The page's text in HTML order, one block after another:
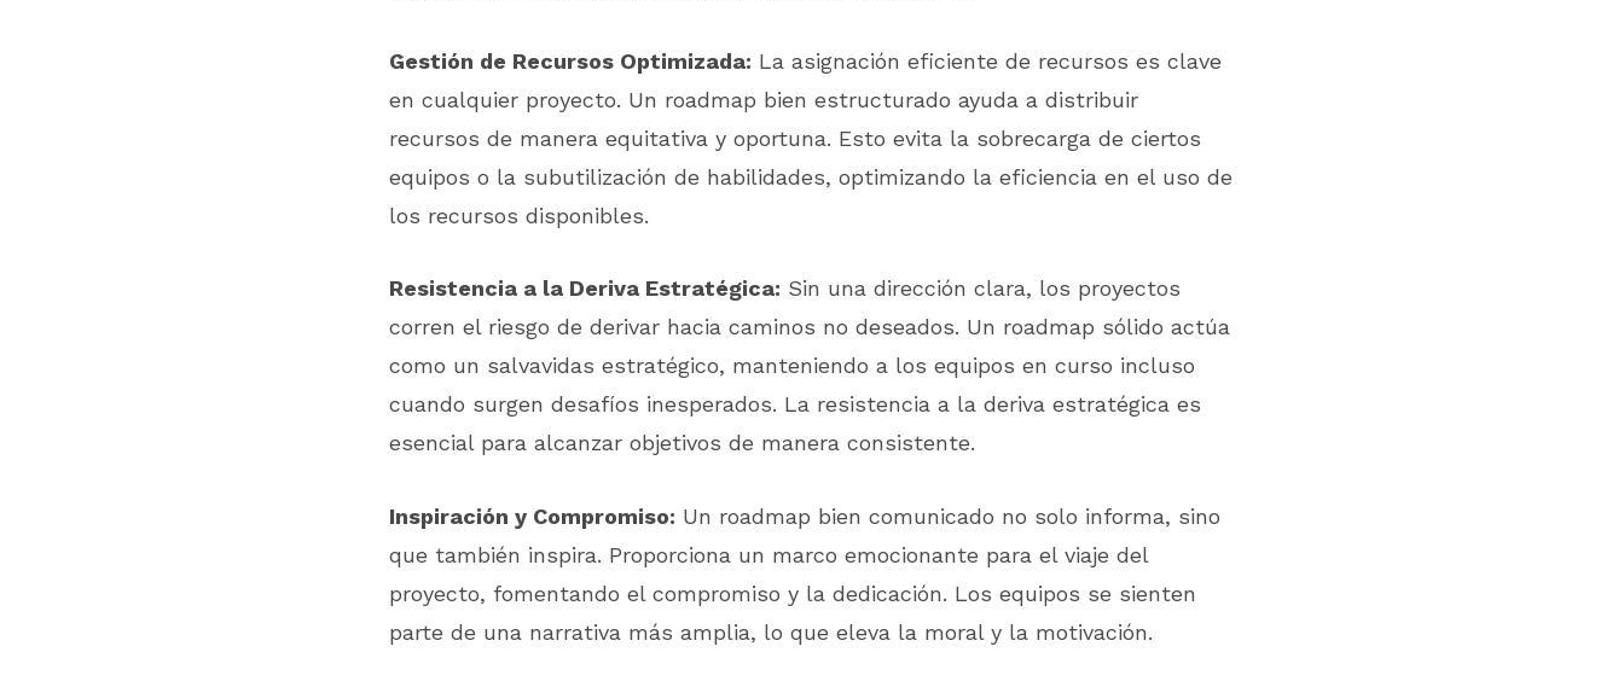
Gestión de Recursos Optimizada: La asignación eficiente de recursos es clave
en cualquier proyecto. Un roadmap bien estructurado ayuda a distribuir
recursos de manera equitativa y oportuna. Esto evita la sobrecarga de ciertos
equipos o la subutilización de habilidades, optimizando la eficiencia en el uso de
los recursos disponibles.
Resistencia a la Deriva Estratégica: Sin una dirección clara, los proyectos
corren el riesgo de derivar hacia caminos no deseados. Un roadmap sólido actúa
como un salvavidas estratégico, manteniendo a los equipos en curso incluso
cuando surgen desafíos inesperados. La resistencia a la deriva estratégica es
esencial para alcanzar objetivos de manera consistente.
Inspiración y Compromiso: Un roadmap bien comunicado no solo informa, sino
que también inspira. Proporciona un marco emocionante para el viaje del
proyecto, fomentando el compromiso y la dedicación. Los equipos se sienten
parte de una narrativa más amplia, lo que eleva la moral y la motivación.